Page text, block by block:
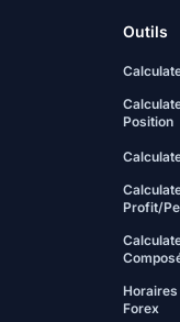
Outils
Position
Profit/
Forex